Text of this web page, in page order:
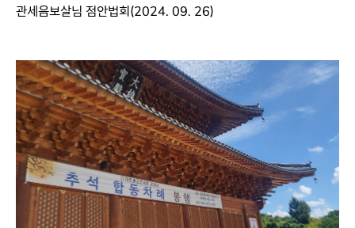
관세음보살님 점안법회(2024. 09. 26)